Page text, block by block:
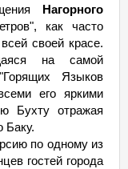
Нагорного
как часто
своей красе.
на самой
Языков
его яркими
Бухту отражая
Баку.
по одному из
гостей города